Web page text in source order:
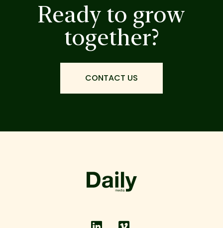
Ready to grow
together?
CONTACT US